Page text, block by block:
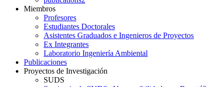
Miembros
Profesores
Estudiantes Doctorales
Asistentes Graduados e Ingenieros de Proyectos
Ex Integrantes
Laboratorio Ingeniería Ambiental
Publicaciones
Proyectos de Investigación
SUDS